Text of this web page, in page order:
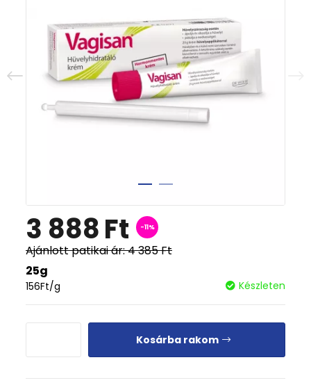
3 888Ft -11%
Ajánlott patikai ár:4 385Ft
25g
156Ft/g Készleten
Kosárba rakom